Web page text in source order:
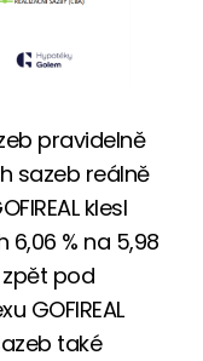
pravidelně
sazeb reálně
klesl
% na 5,98
pod
GOFIREAL
také